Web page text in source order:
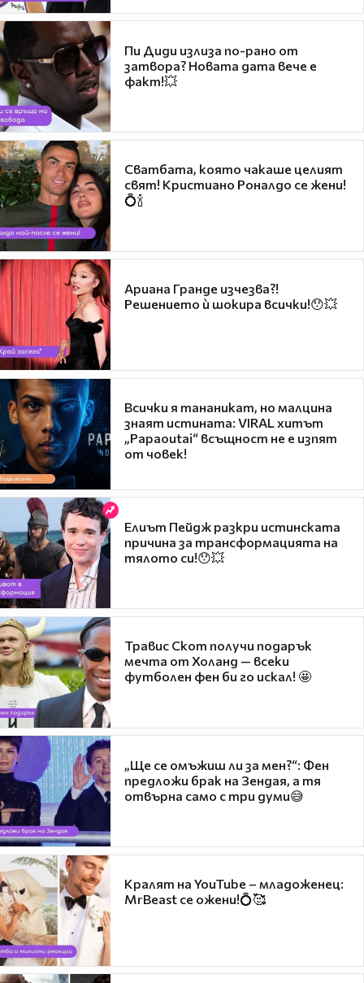
Пи Диди излиза по-рано от
затвора? Новата дата вече е
факт!💥
Сватбата, която чакаше целият
свят! Кристиано Роналдо се жени!
💍🍾
Ариана Гранде изчезва?!
Решението ѝ шокира всички!😯💥
Всички я тананикат, но малцина
знаят истината: VIRAL хитът
„Papaoutai“ всъщност не е изпят
от човек!
Елиът Пейдж разкри истинската
причина за трансформацията на
тялото си!😯💥
Травис Скот получи подарък
мечта от Холанд — всеки
футболен фен би го искал! 🤩
„Ще се омъжиш ли за мен?“: Фен
предложи брак на Зендая, а тя
отвърна само с три думи😅
Кралят на YouTube – младоженец:
MrBeast се ожени!💍🥰